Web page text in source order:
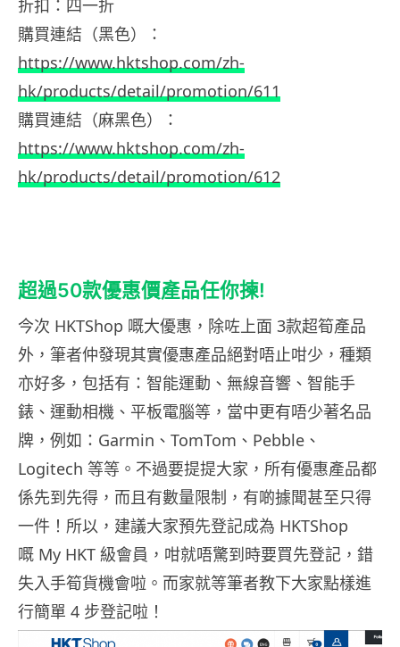
折扣：四一折
購買連結（黑色）：
https://www.hktshop.com/zh-
hk/products/detail/promotion/611
購買連結（麻黑色）：
https://www.hktshop.com/zh-
hk/products/detail/promotion/612
超過50款優惠價產品任你揀!
今次 HKTShop 嘅大優惠，除咗上面 3款超筍產品
外，筆者仲發現其實優惠產品絕對唔止咁少，種類
亦好多，包括有：智能運動、無線音響、智能手
錶、運動相機、平板電腦等，當中更有唔少著名品
牌，例如：Garmin、TomTom、Pebble、
Logitech 等等。不過要提提大家，所有優惠產品都
係先到先得，而且有數量限制，有啲據聞甚至只得
一件！所以，建議大家預先登記成為 HKTShop
嘅 My HKT 級會員，咁就唔驚到時要買先登記，錯
失入手筍貨機會啦。而家就等筆者教下大家點樣進
行簡單 4 步登記啦！